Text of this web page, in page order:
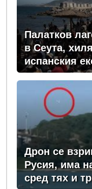
Палатков
в Сеута,
испанския
Дрон се
Русия, има
сред тях и